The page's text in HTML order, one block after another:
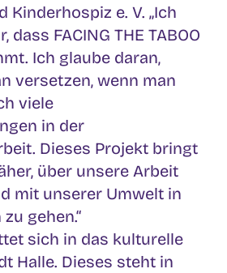
Kinderhospiz e. V. „Ich
FACING THE TABOO
Ich glaube daran,
versetzen, wenn man
viele
in der
Dieses Projekt bringt
über unsere Arbeit
mit unserer Umwelt in
gehen.“
sich in das kulturelle
Halle. Dieses steht in